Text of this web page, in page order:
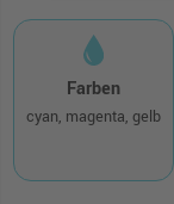
Farben
cyan, magenta, gelb